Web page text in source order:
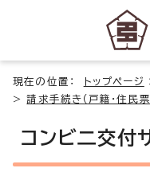
現在の位置： トップページ
>請求手続き（戸籍・住民票
コンビ二交付